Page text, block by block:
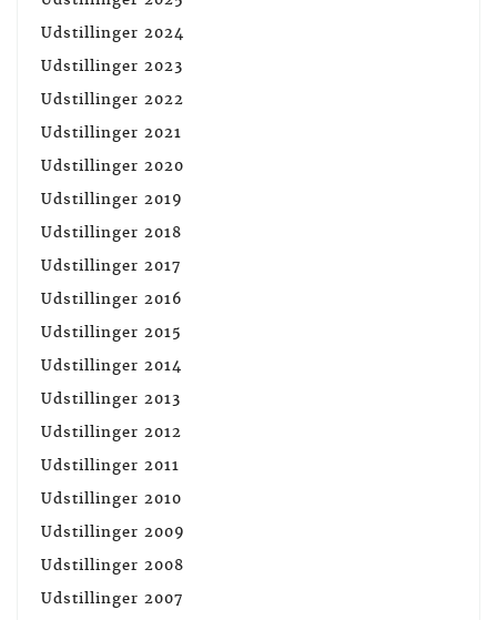
Udstillinger 2024
Udstillinger 2023
Udstillinger 2022
Udstillinger 2021
Udstillinger 2020
Udstillinger 2019
Udstillinger 2018
Udstillinger 2017
Udstillinger 2016
Udstillinger 2015
Udstillinger 2014
Udstillinger 2013
Udstillinger 2012
Udstillinger 2011
Udstillinger 2010
Udstillinger 2009
Udstillinger 2008
Udstillinger 2007